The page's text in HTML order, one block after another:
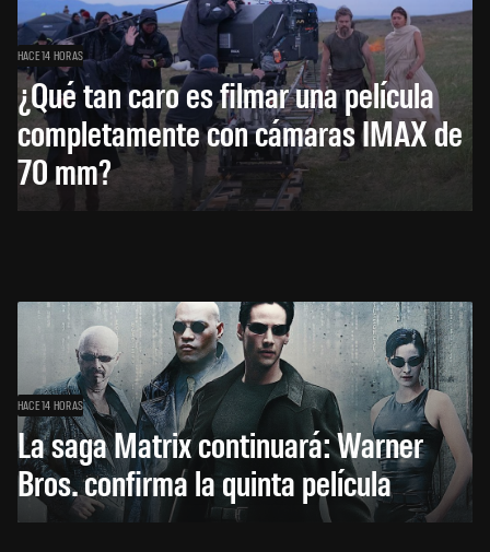
HACE 14 HORAS
¿Qué tan caro es filmar una película
completamente con cámaras IMAX de
70 mm?
HACE 14 HORAS
La saga Matrix continuará: Warner
Bros. confirma la quinta película